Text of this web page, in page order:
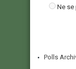
Ne
Polls